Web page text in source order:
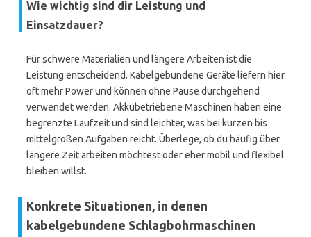
Wie wichtig sind dir Leistung und
Einsatzdauer?
Für schwere Materialien und längere Arbeiten ist die
Leistung entscheidend. Kabelgebundene Geräte liefern hier
oft mehr Power und können ohne Pause durchgehend
verwendet werden. Akkubetriebene Maschinen haben eine
begrenzte Laufzeit und sind leichter, was bei kurzen bis
mittelgroßen Aufgaben reicht. Überlege, ob du häufig über
längere Zeit arbeiten möchtest oder eher mobil und flexibel
bleiben willst.
Konkrete Situationen, in denen
kabelgebundene Schlagbohrmaschinen